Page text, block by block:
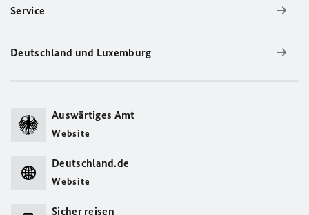
Service
Deutschland und Luxemburg
Auswärtiges Amt
Website
Deutschland.de
Website
Sicher reisen